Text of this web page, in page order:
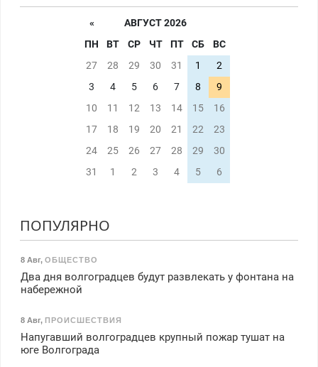
«
АВГУСТ 2026
ПН
ВТ СР ЧТ ПТ СБ
ВС
27
28 29 30 31 1
2
3
4 5 6 7 8
9
10
11 12 13 14 15
16
17
18 19 20 21 22
23
24
25 26 27 28 29
30
31
1 2 3 4 5 6
ПОПУЛЯРНО
8 Авг, ОБЩЕСТВО
Два дня волгоградцев будут развлекать у фонтана на
набережной
8 Авг, ПРОИСШЕСТВИЯ
Напугавший волгоградцев крупный пожар тушат на
юге Волгограда